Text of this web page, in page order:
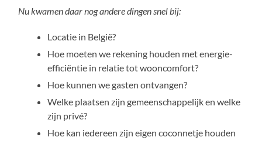
Nu kwamen daar nog andere dingen snel bij:
Locatie in België?
Hoe moeten we rekening houden met energie-
efficiëntie in relatie tot wooncomfort?
Hoe kunnen we gasten ontvangen?
Welke plaatsen zijn gemeenschappelijk en welke
zijn privé?
Hoe kan iedereen zijn eigen coconnetje houden